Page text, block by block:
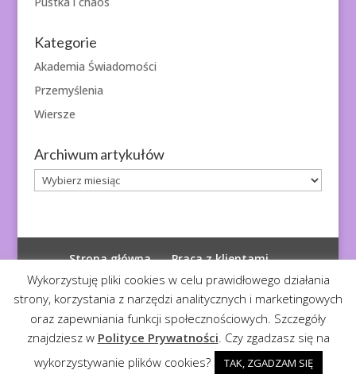
Kategorie
Akademia Świadomości
Przemyślenia
Wiersze
Archiwum artykułów
Archiwum
artykułów
Strona główna
Praca z klientami
Polityka prywatności
© 2026 Diagnoza Duszy| Kopiowanie zabronione
Realizacja:Serwis4U - Narzędzia dla eMarketera
Wykorzystuję pliki cookies w celu prawidłowego działania
strony, korzystania z narzędzi analitycznych i marketingowych
oraz zapewniania funkcji społecznościowych. Szczegóły
znajdziesz w Polityce Prywatności. Czy zgadzasz się na
wykorzystywanie plików cookies?
TAK, ZGADZAM SIĘ